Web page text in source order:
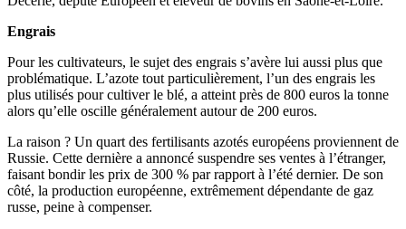
Engrais
Pour les cultivateurs, le sujet des engrais s’avère lui aussi plus que
problématique. L’azote tout particulièrement, l’un des engrais les
plus utilisés pour cultiver le blé, a atteint près de 800 euros la tonne
alors qu’elle oscille généralement autour de 200 euros.
La raison ? Un quart des fertilisants azotés européens proviennent de
Russie. Cette dernière a annoncé suspendre ses ventes à l’étranger,
faisant bondir les prix de 300 % par rapport à l’été dernier. De son
côté, la production européenne, extrêmement dépendante de gaz
russe, peine à compenser.